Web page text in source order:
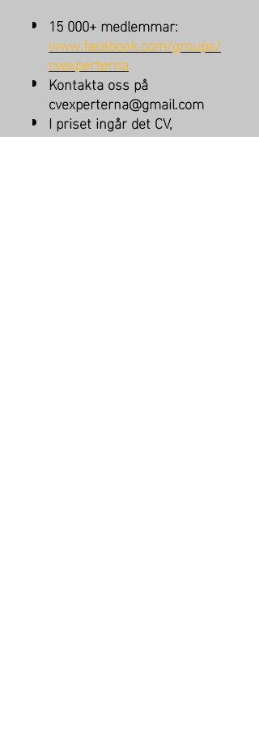
15 000+ medlemmar:
www.facebook.com/groups/
cvexperterna
Kontakta oss på
cvexperterna@gmail.com
I priset ingår det CV,
personligt brev & designmall